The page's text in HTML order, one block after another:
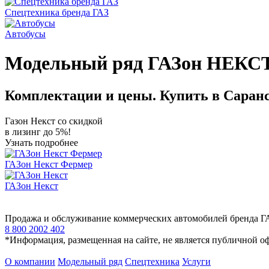
Спецтехника бренда ГАЗ
Автобусы
Модельный ряд ГАЗон
Комплектации и цены. Купить в
Газон Некст со скидкой
в лизинг до 5%!
Узнать подробнее
ГАЗон Некст Фермер
ГАЗон Некст
Продажа и обслуживание коммерческих автомобилей бренда
8 800 2002 402
*Информация, размещенная на сайте, не является публичной
О компании Модельный ряд Спецтехника Услуги